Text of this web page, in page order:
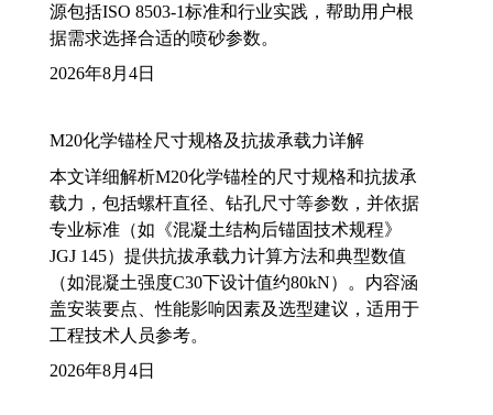
源包括ISO 8503-1标准和行业实践，帮助用户根
据需求选择合适的喷砂参数。
2026年8月4日
M20化学锚栓尺寸规格及抗拔承载力详解
本文详细解析M20化学锚栓的尺寸规格和抗拔承
载力，包括螺杆直径、钻孔尺寸等参数，并依据
专业标准（如《混凝土结构后锚固技术规程》
JGJ 145）提供抗拔承载力计算方法和典型数值
（如混凝土强度C30下设计值约80kN）。内容涵
盖安装要点、性能影响因素及选型建议，适用于
工程技术人员参考。
2026年8月4日